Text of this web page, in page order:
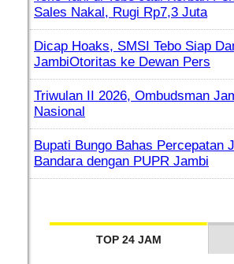
Sales Nakal, Rugi Rp7,3 Juta
Dicap Hoaks, SMSI Tebo Siap
JambiOtoritas ke Dewan Pers
Triwulan II 2026, Ombudsman
Nasional
Bupati Bungo Bahas Percepatan
Bandara dengan PUPR Jambi
TOP 24 JAM